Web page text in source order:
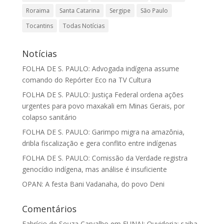
Roraima
Santa Catarina Sergipe
São Paulo
Tocantins
Todas Notícias
Notícias
FOLHA DE S. PAULO: Advogada indígena assume
comando do Repórter Eco na TV Cultura
FOLHA DE S. PAULO: Justiça Federal ordena ações
urgentes para povo maxakali em Minas Gerais, por
colapso sanitário
FOLHA DE S. PAULO: Garimpo migra na amazônia,
dribla fiscalização e gera conflito entre indígenas
FOLHA DE S. PAULO: Comissão da Verdade registra
genocídio indígena, mas análise é insuficiente
OPAN: A festa Bani Vadanaha, do povo Deni
Comentários